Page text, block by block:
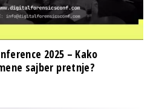
2025 – Kako
sajber pretnje?